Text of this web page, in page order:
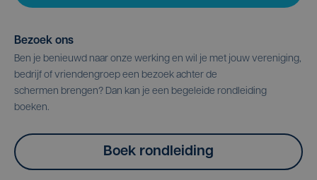
Bezoek ons
Ben je benieuwd naar onze werking en wil je met jouw vereniging,
bedrijf of vriendengroep een bezoek achter de
schermen brengen? Dan kan je een begeleide rondleiding
boeken.
Boek rondleiding